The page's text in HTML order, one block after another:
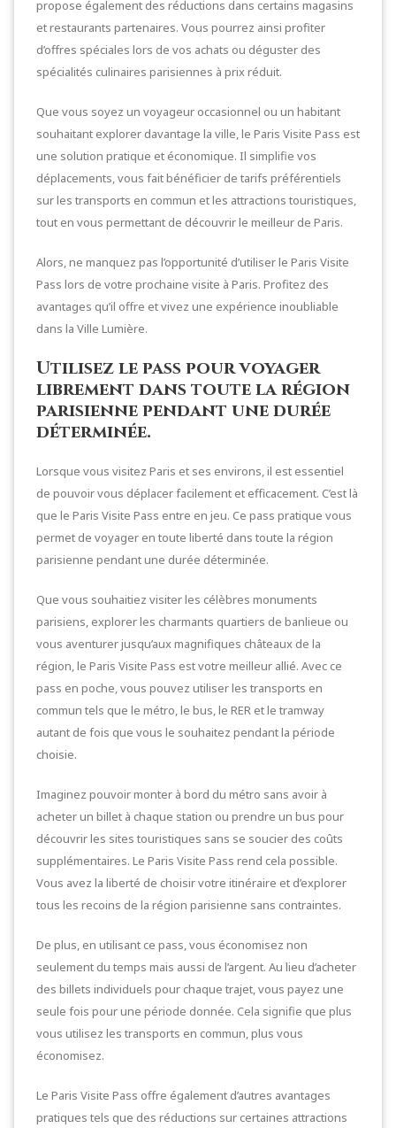
propose également des réductions dans certains magasins
et restaurants partenaires. Vous pourrez ainsi profiter
d’offres spéciales lors de vos achats ou déguster des
spécialités culinaires parisiennes à prix réduit.
Que vous soyez un voyageur occasionnel ou un habitant
souhaitant explorer davantage la ville, le Paris Visite Pass est
une solution pratique et économique. Il simplifie vos
déplacements, vous fait bénéficier de tarifs préférentiels
sur les transports en commun et les attractions touristiques,
tout en vous permettant de découvrir le meilleur de Paris.
Alors, ne manquez pas l’opportunité d’utiliser le Paris Visite
Pass lors de votre prochaine visite à Paris. Profitez des
avantages qu’il offre et vivez une expérience inoubliable
dans la Ville Lumière.
Utilisez le pass pour voyager
librement dans toute la région
parisienne pendant une durée
déterminée.
Lorsque vous visitez Paris et ses environs, il est essentiel
de pouvoir vous déplacer facilement et efficacement. C’est là
que le Paris Visite Pass entre en jeu. Ce pass pratique vous
permet de voyager en toute liberté dans toute la région
parisienne pendant une durée déterminée.
Que vous souhaitiez visiter les célèbres monuments
parisiens, explorer les charmants quartiers de banlieue ou
vous aventurer jusqu’aux magnifiques châteaux de la
région, le Paris Visite Pass est votre meilleur allié. Avec ce
pass en poche, vous pouvez utiliser les transports en
commun tels que le métro, le bus, le RER et le tramway
autant de fois que vous le souhaitez pendant la période
choisie.
Imaginez pouvoir monter à bord du métro sans avoir à
acheter un billet à chaque station ou prendre un bus pour
découvrir les sites touristiques sans se soucier des coûts
supplémentaires. Le Paris Visite Pass rend cela possible.
Vous avez la liberté de choisir votre itinéraire et d’explorer
tous les recoins de la région parisienne sans contraintes.
De plus, en utilisant ce pass, vous économisez non
seulement du temps mais aussi de l’argent. Au lieu d’acheter
des billets individuels pour chaque trajet, vous payez une
seule fois pour une période donnée. Cela signifie que plus
vous utilisez les transports en commun, plus vous
économisez.
Le Paris Visite Pass offre également d’autres avantages
pratiques tels que des réductions sur certaines attractions